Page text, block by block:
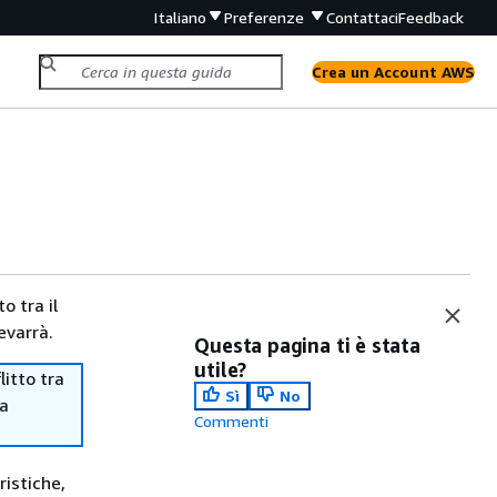
Italiano Preferenze ContattaciFeedback
Crea un Account AWS
tra il
tra
Questa pagina ti è stata
utile?
Sì
No
Commenti